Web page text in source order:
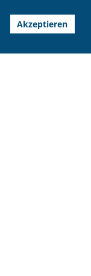
Akzeptieren